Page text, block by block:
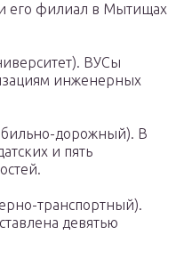
его филиал в Мытищах
ВУСы
инженерных
дорожный). В
и пять
транспортный).
девятью